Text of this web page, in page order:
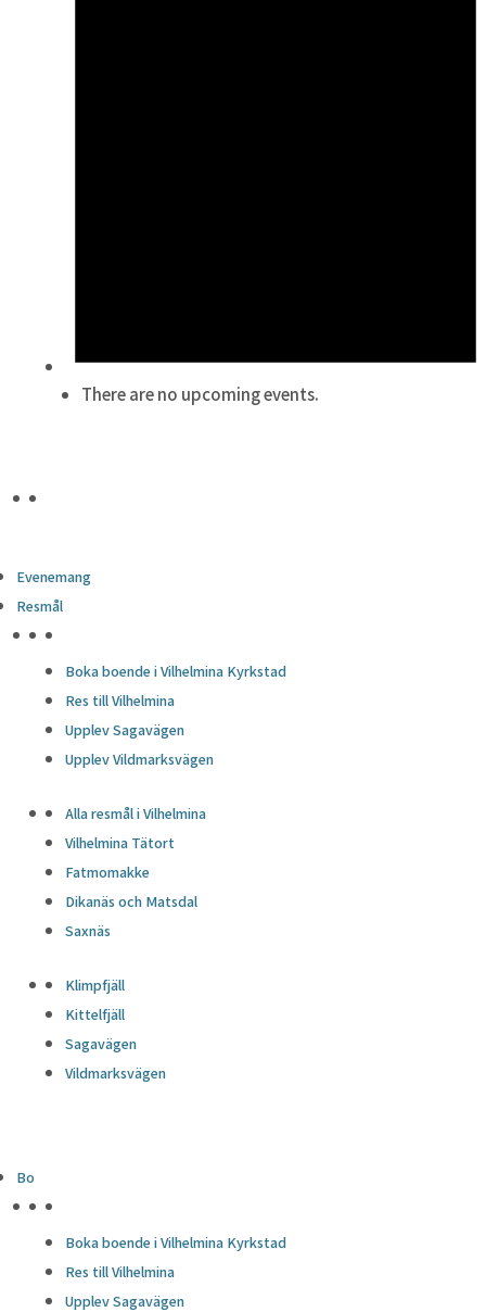
There are no upcoming events.
Evenemang
Resmål
Boka boende i Vilhelmina Kyrkstad
Res till Vilhelmina
Upplev Sagavägen
Upplev Vildmarksvägen
Alla resmål i Vilhelmina
Vilhelmina Tätort
Fatmomakke
Dikanäs och Matsdal
Saxnäs
Klimpfjäll
Kittelfjäll
Sagavägen
Vildmarksvägen
Bo
Boka boende i Vilhelmina Kyrkstad
Res till Vilhelmina
Upplev Sagavägen